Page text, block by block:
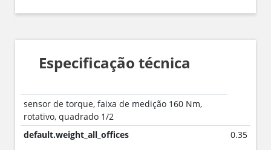
Especificação técnica
sensor de torque, faixa de medição 160 Nm,
rotativo, quadrado 1/2
default.weight_all_offices
0.35